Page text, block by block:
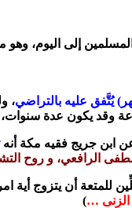
إلى اليوم، وهو
يُتَّفق عليه بالتراضي،
وقد يكون عدة سنوات،
ابن جريج فقيه مكة أنه
الرافعي، و روح
أن يتزوج أية
الزنى …)